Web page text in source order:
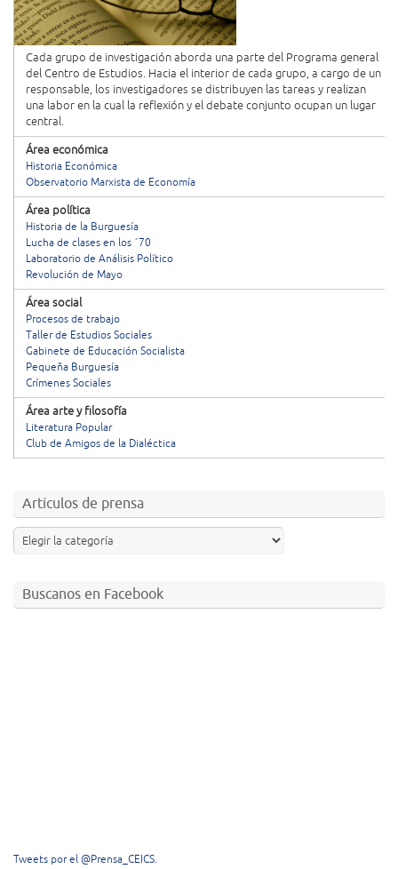
Cada grupo de investigación aborda una parte del Programa general
del Centro de Estudios. Hacia el interior de cada grupo, a cargo de un
responsable, los investigadores se distribuyen las tareas y realizan
una labor en la cual la reflexión y el debate conjunto ocupan un lugar
central.
Área económica
Historia Económica
Observatorio Marxista de Economía
Área política
Historia de la Burguesía
Lucha de clases en los ´70
Laboratorio de Análisis Político
Revolución de Mayo
Área social
Procesos de trabajo
Taller de Estudios Sociales
Gabinete de Educación Socialista
Pequeña Burguesía
Crímenes Sociales
Área arte y filosofía
Literatura Popular
Club de Amigos de la Dialéctica
Artículos de prensa
Buscanos en Facebook
Tweets por el @Prensa_CEICS.